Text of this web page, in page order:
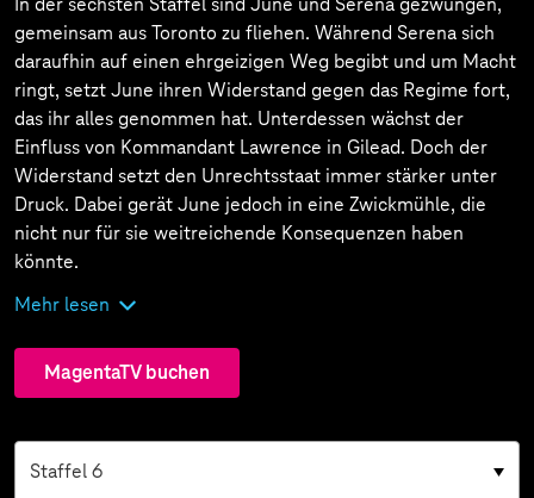
gemeinsam aus Toronto zu fliehen. Während Serena sich
daraufhin auf einen ehrgeizigen Weg begibt und um Macht
ringt, setzt June ihren Widerstand gegen das Regime fort,
das ihr alles genommen hat. Unterdessen wächst der
Einfluss von Kommandant Lawrence in Gilead. Doch der
Widerstand setzt den Unrechtsstaat immer stärker unter
Druck. Dabei gerät June jedoch in eine Zwickmühle, die
nicht nur für sie weitreichende Konsequenzen haben
könnte.
Mehr lesen
MagentaTV buchen
Staffel 6